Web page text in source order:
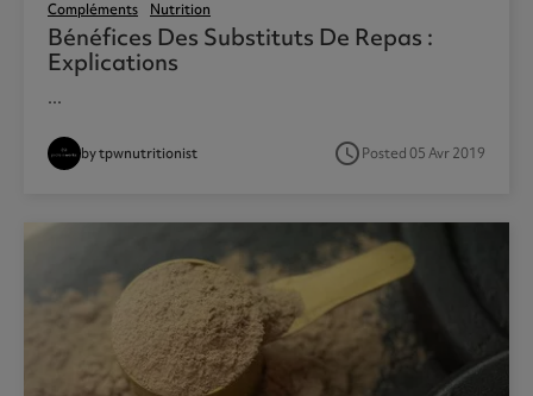
Compléments Nutrition
Bénéfices Des Substituts De Repas :
Explications
...
by tpwnutritionist access_timePosted 05 Avr 2019